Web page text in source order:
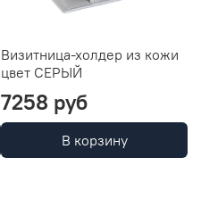
Визитница-холдер из кожи
цвет СЕРЫЙ
7258 руб
В корзину